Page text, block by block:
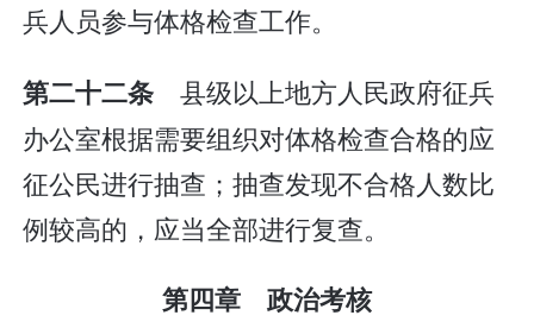
兵人员参与体格检查工作。
第二十二条 县级以上地方人民政府征兵
办公室根据需要组织对体格检查合格的应
征公民进行抽查；抽查发现不合格人数比
例较高的，应当全部进行复查。
第四章 政治考核